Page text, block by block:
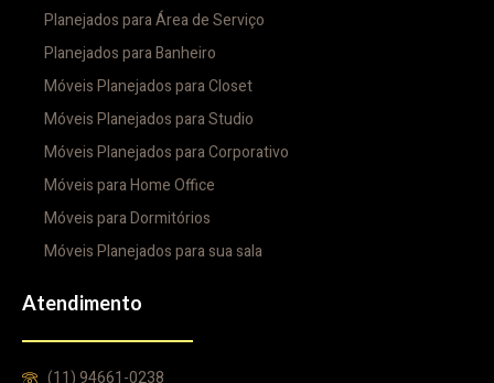
Planejados para Área de Serviço
Planejados para Banheiro
Móveis Planejados para Closet
Móveis Planejados para Studio
Móveis Planejados para Corporativo
Móveis para Home Office
Móveis para Dormitórios
Móveis Planejados para sua sala
Atendimento
(11) 94661-0238